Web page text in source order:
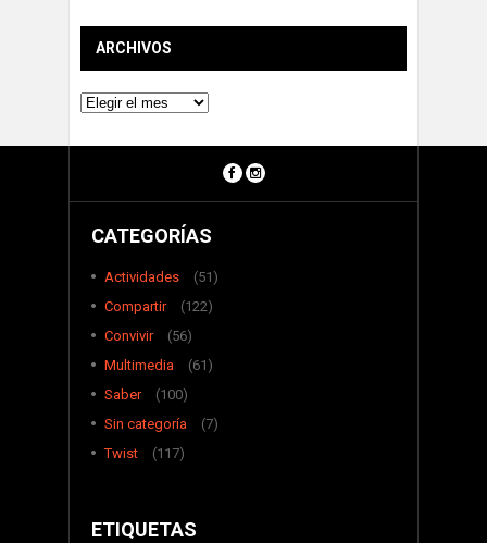
ARCHIVOS
Archivos
CATEGORÍAS
Actividades
(51)
Compartir
(122)
Convivir
(56)
Multimedia
(61)
Saber
(100)
Sin categoría
(7)
Twist
(117)
ETIQUETAS